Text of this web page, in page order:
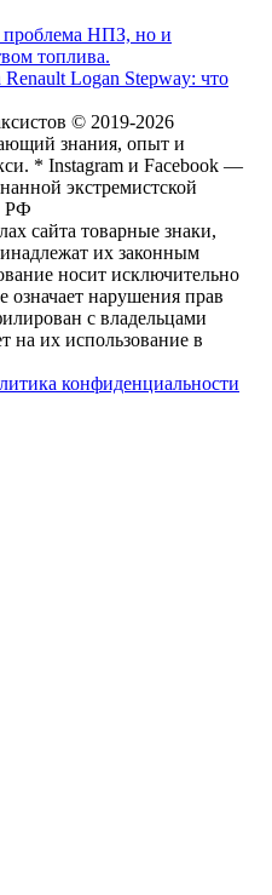
проблема НПЗ, но и
топлива.
Logan Stepway: что
© 2019-2026
знания, опыт и
* Instagram и Facebook —
экстремистской
РФ
сайта товарные знаки,
их законным
носит исключительно
нарушения прав
с владельцами
на их использование в
конфиденциальности